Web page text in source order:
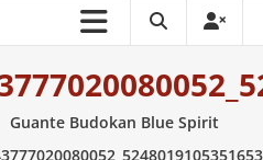
Guante Budokan Blue Spirit